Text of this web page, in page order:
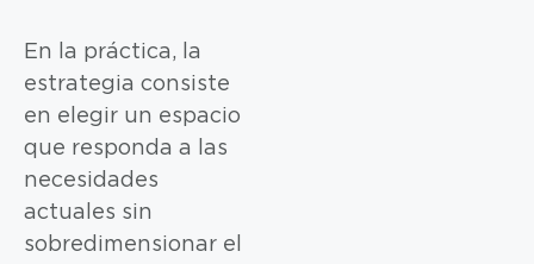
En la práctica, la
estrategia consiste
en elegir un espacio
que responda a las
necesidades
actuales sin
sobredimensionar el